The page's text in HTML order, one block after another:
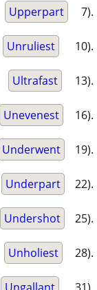
Upperpart 7).
Unruliest 10).
Ultrafast 13).
Unevenest 16).
Underwent 19).
Underpart 22).
Undershot 25).
Unholiest 28).